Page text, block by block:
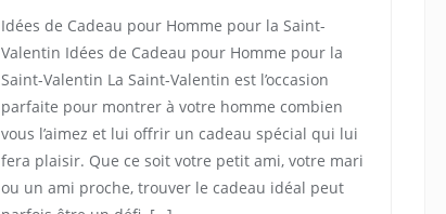
Idées de Cadeau pour Homme pour la Saint-
Valentin Idées de Cadeau pour Homme pour la
Saint-Valentin La Saint-Valentin est l’occasion
parfaite pour montrer à votre homme combien
vous l’aimez et lui offrir un cadeau spécial qui lui
fera plaisir. Que ce soit votre petit ami, votre mari
ou un ami proche, trouver le cadeau idéal peut